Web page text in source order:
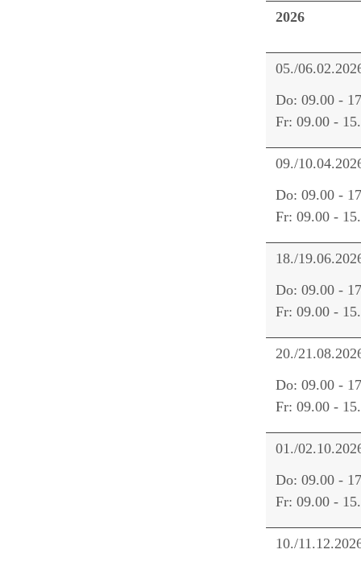
2026
05./
Do: 09.00 -
Fr: 09.00 -
09./
Do: 09.00 -
Fr: 09.00 -
18./
Do: 09.00 -
Fr: 09.00 -
20./
Do: 09.00 -
Fr: 09.00 -
01./
Do: 09.00 -
Fr: 09.00 -
10./